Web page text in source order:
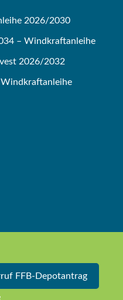
2026/2030
– Windkraftanleihe
2026/2032
FFB-Depotantrag